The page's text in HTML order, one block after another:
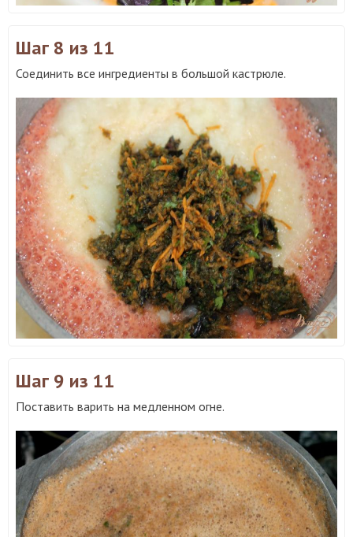
Шаг 8 из 11
Соединить все ингредиенты в большой кастрюле.
Шаг 9 из 11
Поставить варить на медленном огне.